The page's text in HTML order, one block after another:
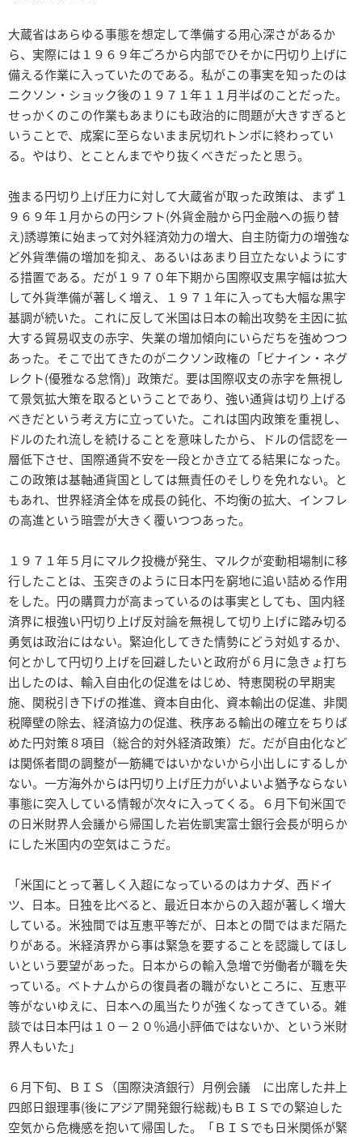
大蔵省はあらゆる事態を想定して準備する用心深さがあるか
ら、実際には１９６９年ごろから内部でひそかに円切り上げに
備える作業に入っていたのである。私がこの事実を知ったのは
ニクソン・ショック後の１９７１年１１月半ばのことだった。
せっかくのこの作業もあまりにも政治的に問題が大きすぎると
いうことで、成案に至らないまま尻切れトンボに終わってい
る。やはり、とことんまでやり抜くべきだったと思う。
強まる円切り上げ圧力に対して大蔵省が取った政策は、まず１
９６９年１月からの円シフト(外貨金融から円金融への振り替
え)誘導策に始まって対外経済効力の増大、自主防衛力の増強な
ど外貨準備の増加を抑え、あるいはあまり目立たないようにす
る措置である。だが１９７０年下期から国際収支黒字幅は拡大
して外貨準備が著しく増え、１９７１年に入っても大幅な黒字
基調が続いた。これに反して米国は日本の輸出攻勢を主因に拡
大する貿易収支の赤字、失業の増加傾向にいらだちを強めつつ
あった。そこで出てきたのがニクソン政権の「ビナイン・ネグ
レクト(優雅なる怠惰)」政策だ。要は国際収支の赤字を無視し
て景気拡大策を取るということであり、強い通貨は切り上げる
べきだという考え方に立っていた。これは国内政策を重視し、
ドルのたれ流しを続けることを意味したから、ドルの信認を一
層低下させ、国際通貨不安を一段とかき立てる結果になった。
この政策は基軸通貨国としては無責任のそしりを免れない。と
もあれ、世界経済全体を成長の鈍化、不均衡の拡大、インフレ
の高進という暗雲が大きく覆いつつあった。
１９７１年５月にマルク投機が発生、マルクが変動相場制に移
行したことは、玉突きのように日本円を窮地に追い詰める作用
をした。円の購買力が高まっているのは事実としても、国内経
済界に根強い円切り上げ反対論を無視して切り上げに踏み切る
勇気は政治にはない。緊迫化してきた情勢にどう対処するか、
何とかして円切り上げを回避したいと政府が６月に急きょ打ち
出したのは、輸入自由化の促進をはじめ、特恵関税の早期実
施、関税引き下げの推進、資本自由化、資本輸出の促進、非関
税障壁の除去、経済協力の促進、秩序ある輸出の確立をちりば
めた円対策８項目（総合的対外経済政策）だ。だが自由化など
は関係者間の調整が一筋縄ではいかないから小出しにするしか
ない。一方海外からは円切り上げ圧力がいよいよ猶予ならない
事態に突入している情報が次々に入ってくる。６月下旬米国で
の日米財界人会議から帰国した岩佐凱実富士銀行会長が明らか
にした米国内の空気はこうだ。
「米国にとって著しく入超になっているのはカナダ、西ドイ
ツ、日本。日独を比べると、最近日本からの入超が著しく増大
している。米独間では互恵平等だが、日本との間ではまだ隔た
りがある。米経済界から事は緊急を要することを認識してほし
いという要望があった。日本からの輸入急増で労働者が職を失
っている。ベトナムからの復員者の職がないところに、互恵平
等がないゆえに、日本への風当たりが強くなってきている。雑
談では日本円は１０－２０％過小評価ではないか、という米財
界人もいた」
６月下旬、ＢＩＳ（国際決済銀行）月例会議 に出席した井上
四郎日銀理事(後にアジア開発銀行総裁)もＢＩＳでの緊迫した
空気から危機感を抱いて帰国した。「ＢＩＳでも日米関係が緊